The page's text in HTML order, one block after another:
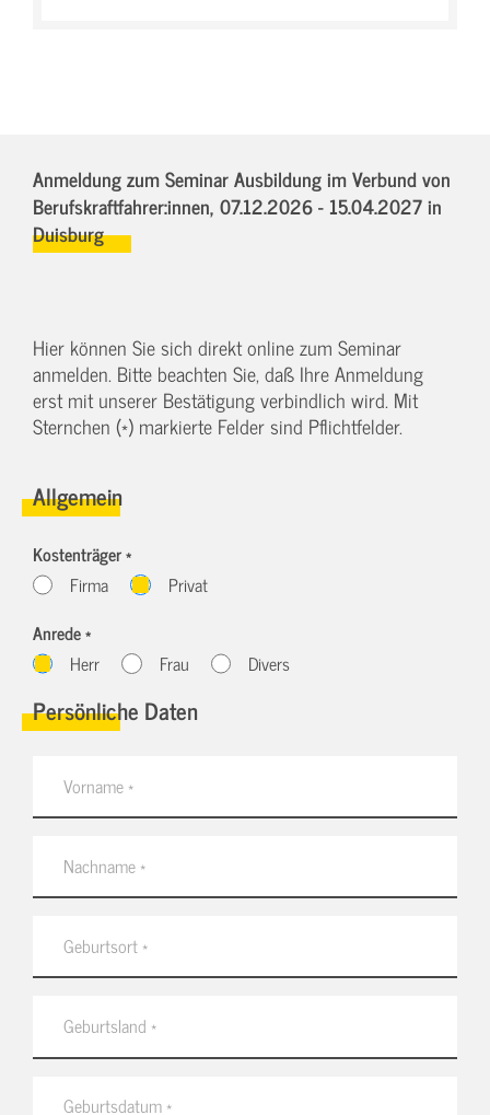
Anmeldung zum Seminar Ausbildung im Verbund von
Berufskraftfahrer:innen, 07.12.2026 - 15.04.2027in
Duisburg
Hier können Sie sich direkt online zum Seminar
anmelden. Bitte beachten Sie, daß Ihre Anmeldung
erst mit unserer Bestätigung verbindlich wird. Mit
Sternchen (*) markierte Felder sind Pflichtfelder.
Allgemein
Kostenträger *
Firma
Privat
Anrede *
Herr
Frau Divers
Persönliche Daten